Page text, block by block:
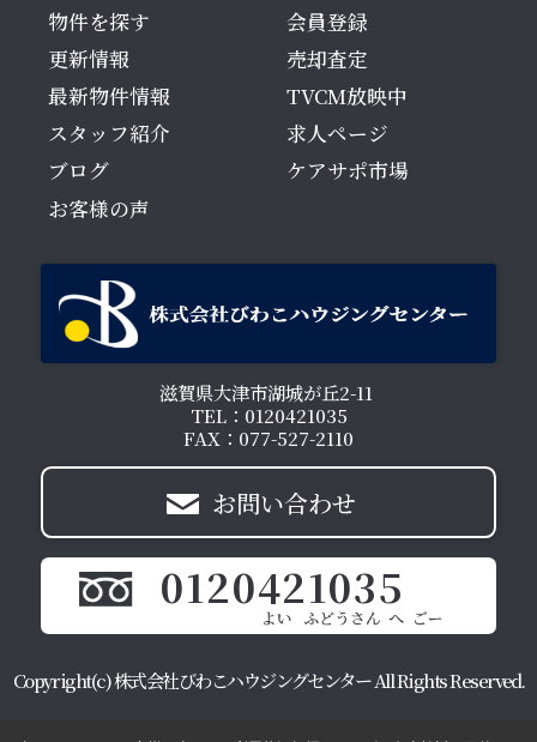
物件を探す
更新情報
最新物件情報
スタッフ紹介
ブログ
お客様の声
会員登録
売却査定
TVCM放映中
求人ページ
ケアサポ市場
滋賀県大津市湖城が丘2-11
TEL：0120421035
FAX：077-527-2110
お問い合わせ
0120421035
Copyright(c) 株式会社びわこハウジングセンター All Rights Reserved.